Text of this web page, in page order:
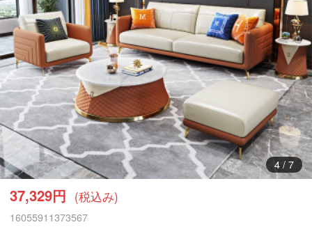
5/ 7
37,329円 (税込み)
16055911373567